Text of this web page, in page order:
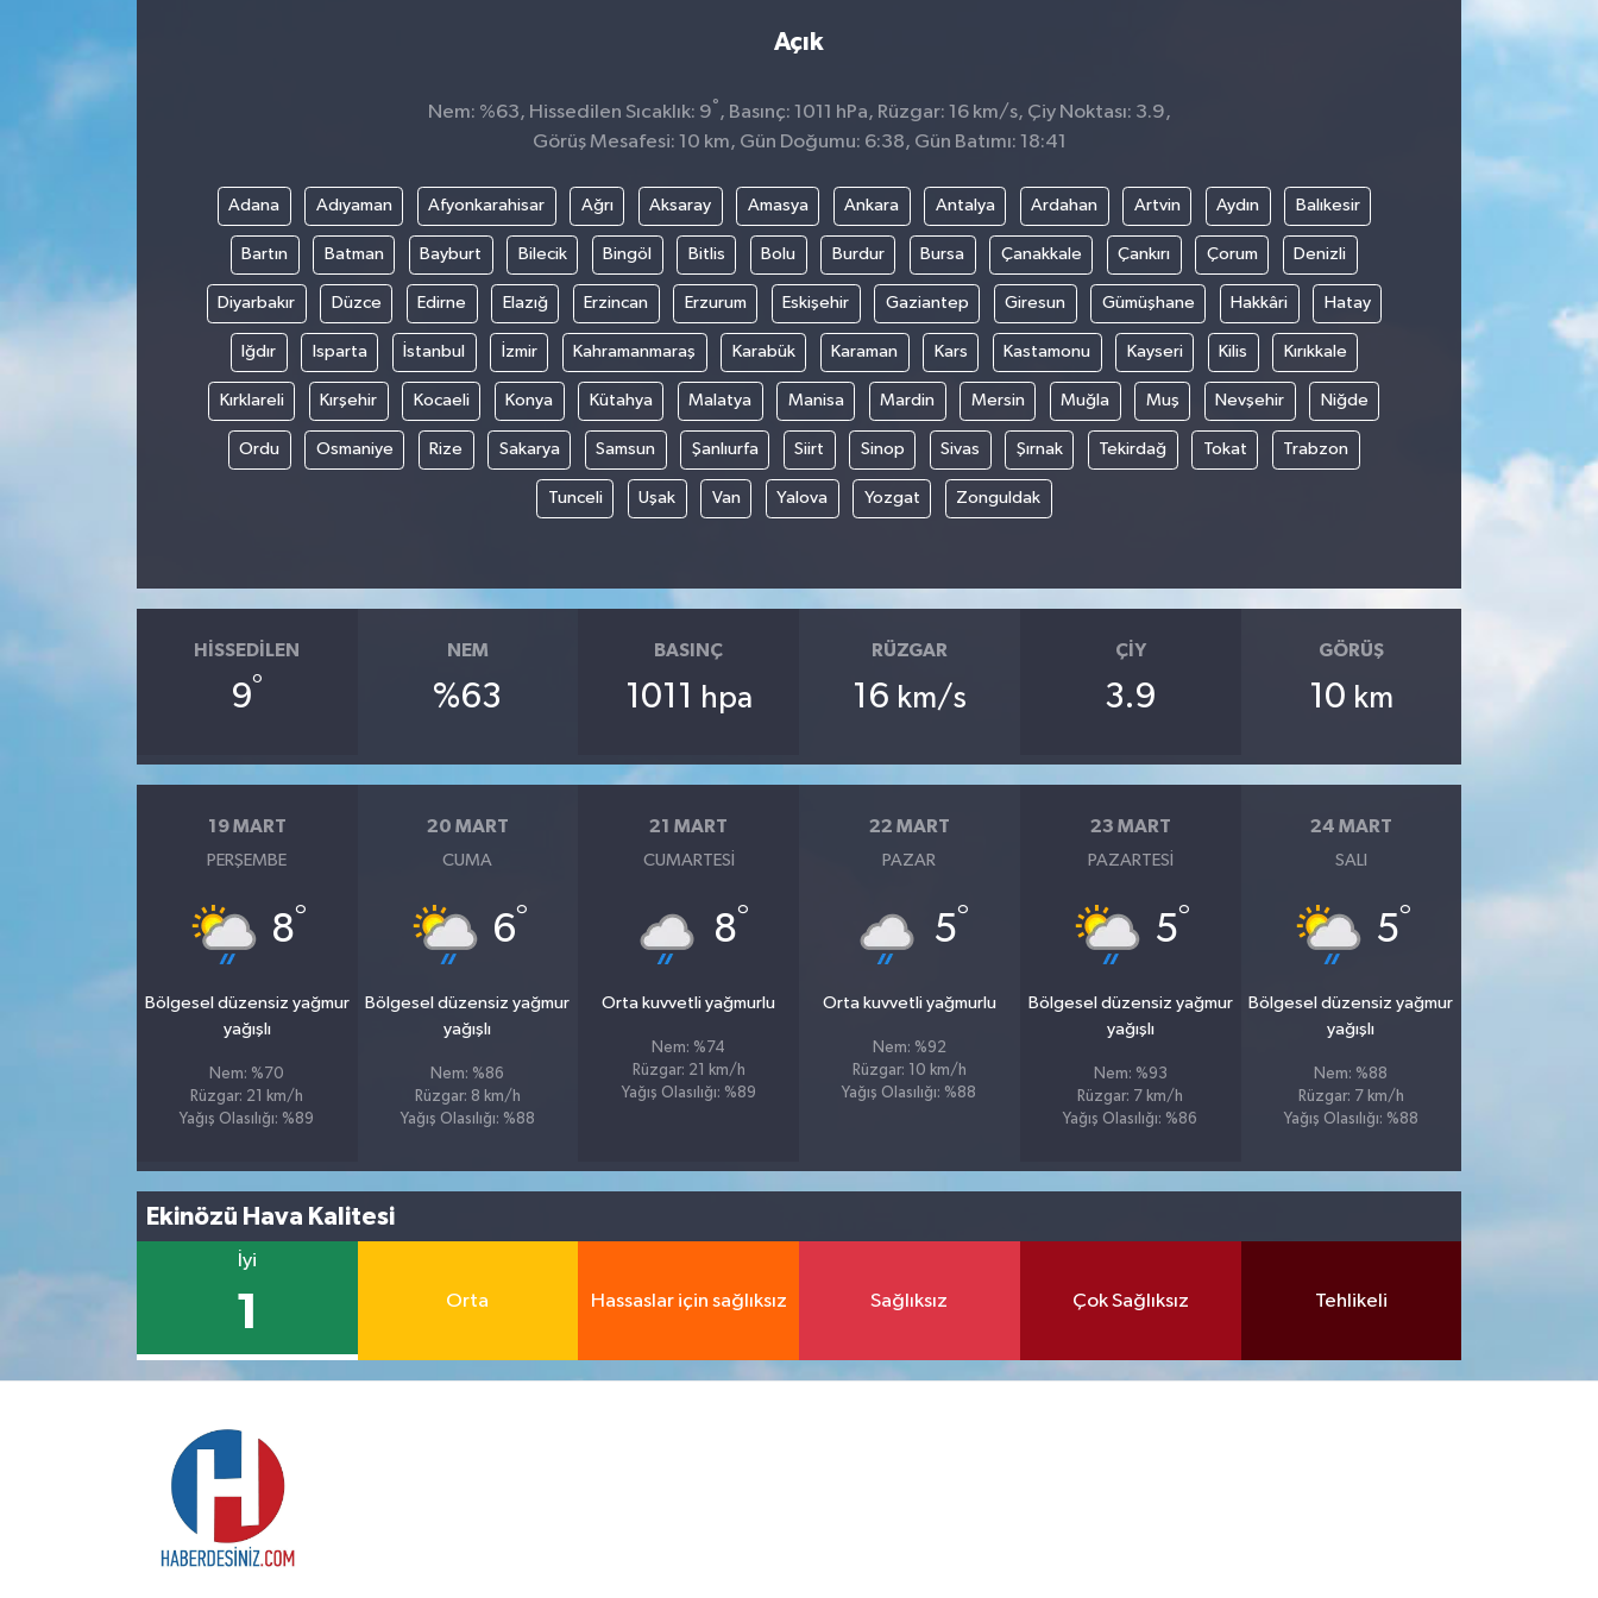
Açık
Nem: %63, Hissedilen Sıcaklık: 9° , Basınç: 1011 hPa, Rüzgar: 16 km/s, Çiy Noktası: 3.9,
Görüş Mesafesi: 10 km, Gün Doğumu: 6:38, Gün Batımı: 18:41
Adana Adıyaman Afyonkarahisar Ağrı Aksaray Amasya Ankara Antalya Ardahan Artvin Aydın Balıkesir
Bartın Batman Bayburt Bilecik Bingöl Bitlis Bolu Burdur Bursa Çanakkale Çankırı Çorum Denizli
Diyarbakır Düzce Edirne Elazığ Erzincan Erzurum Eskişehir Gaziantep Giresun Gümüşhane Hakkâri Hatay
Iğdır Isparta İstanbul İzmir Kahramanmaraş Karabük Karaman Kars Kastamonu Kayseri Kilis Kırıkkale
Kırklareli Kırşehir Kocaeli Konya Kütahya Malatya Manisa Mardin Mersin Muğla Muş Nevşehir Niğde
Ordu Osmaniye Rize Sakarya Samsun Şanlıurfa Siirt Sinop Sivas Şırnak Tekirdağ Tokat Trabzon
Tunceli Uşak Van Yalova Yozgat Zonguldak
HISSEDILEN
9°
NEM
%63
BASINÇ
1011 hpa
RÜZGAR
16 km/s
ÇIY
3.9
GÖRÜŞ
10 km
19 MART
PERŞEMBE
8°
Bölgesel düzensiz yağmur
yağışlı
Nem: %70
Rüzgar: 21 km/h
Yağış Olasılığı: %89
20 MART
CUMA
6°
Bölgesel düzensiz yağmur
yağışlı
Nem: %86
Rüzgar: 8 km/h
Yağış Olasılığı: %88
21 MART
CUMARTESI
8°
Orta kuvvetli yağmurlu
Nem: %74
Rüzgar: 21 km/h
Yağış Olasılığı: %89
22 MART
PAZAR
5°
Orta kuvvetli yağmurlu
Nem: %92
Rüzgar: 10 km/h
Yağış Olasılığı: %88
23 MART
PAZARTESI
5°
Bölgesel düzensiz yağmur
yağışlı
Nem: %93
Rüzgar: 7 km/h
Yağış Olasılığı: %86
24 MART
SALI
5°
Bölgesel düzensiz yağmur
yağışlı
Nem: %88
Rüzgar: 7 km/h
Yağış Olasılığı: %88
Ekinözü Hava Kalitesi
İyi
1 Orta Hassaslar için sağlıksız Sağlıksız Çok Sağlıksız Tehlikeli
TEKNOLOJİ